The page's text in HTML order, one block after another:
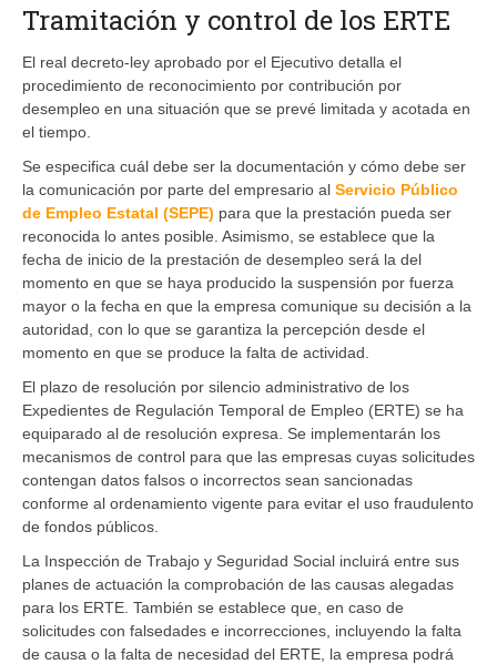
Tramitación y control de los ERTE
El real decreto-ley aprobado por el Ejecutivo detalla el
procedimiento de reconocimiento por contribución por
desempleo en una situación que se prevé limitada y acotada en
el tiempo.
Se especifica cuál debe ser la documentación y cómo debe ser
la comunicación por parte del empresario al Servicio Público
de Empleo Estatal (SEPE) para que la prestación pueda ser
reconocida lo antes posible. Asimismo, se establece que la
fecha de inicio de la prestación de desempleo será la del
momento en que se haya producido la suspensión por fuerza
mayor o la fecha en que la empresa comunique su decisión a la
autoridad, con lo que se garantiza la percepción desde el
momento en que se produce la falta de actividad.
El plazo de resolución por silencio administrativo de los
Expedientes de Regulación Temporal de Empleo (ERTE) se ha
equiparado al de resolución expresa. Se implementarán los
mecanismos de control para que las empresas cuyas solicitudes
contengan datos falsos o incorrectos sean sancionadas
conforme al ordenamiento vigente para evitar el uso fraudulento
de fondos públicos.
La Inspección de Trabajo y Seguridad Social incluirá entre sus
planes de actuación la comprobación de las causas alegadas
para los ERTE. También se establece que, en caso de
solicitudes con falsedades e incorrecciones, incluyendo la falta
de causa o la falta de necesidad del ERTE, la empresa podrá